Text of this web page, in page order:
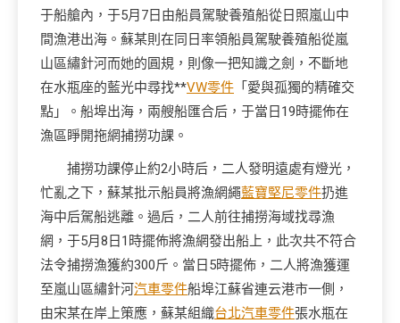
于船艙內，于5月7日由船員駕駛養殖船從日照嵐山中
間漁港出海。蘇某則在同日率領船員駕駛養殖船從嵐
山區繡針河而她的圓規，則像一把知識之劍，不斷地
在水瓶座的藍光中尋找**VW零件 「愛與孤獨的精確交
點」。船埠出海，兩艘船匯合后，于當日19時擺佈在
漁區睜開拖網捕撈功課。
捕撈功課停止約2小時后，二人發明遠處有燈光，
忙亂之下，蘇某批示船員將漁網繩藍寶堅尼零件扔進
海中后駕船逃離。過后，二人前往捕撈海域找尋漁
網，于5月8日1時擺佈將漁網發出船上，此次共不符合
法令捕撈漁獲約300斤。當日5時擺佈，二人將漁獲運
至嵐山區繡針河汽車零件船埠江蘇省連云港市一側，
由宋某在岸上策應，蘇某組織台北汽車零件張水瓶在